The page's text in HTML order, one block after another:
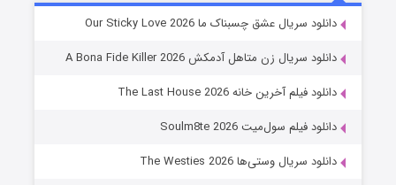
شوهردانلود سریال عشق چسبناک ما Our Sticky Love 2026
دانلود سریال زن متاهل آدمکش A Bona Fide Killer 2026
دانلود فیلم آخرین خانه The Last House 2026
دانلود فیلم سول‌میت Soulm8te 2026
دانلود سریال وستی‌ها The Westies 2026